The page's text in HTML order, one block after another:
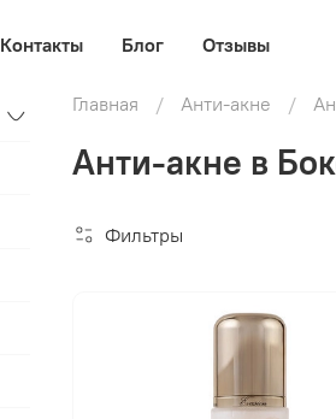
Контакты Блог Отзывы
Главная Анти-акне
Анти-акне в
Фильтры
В корзину